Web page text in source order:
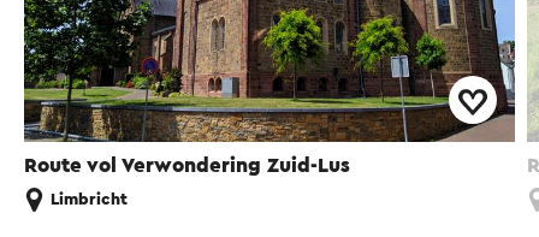
Route vol Verwondering Zuid-Lus
Limbricht